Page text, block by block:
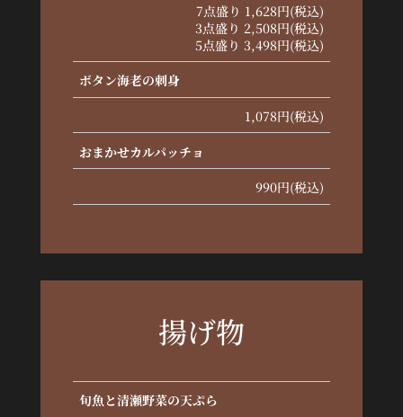
7点盛り 1,628円(税込)
3点盛り 2,508円(税込)
5点盛り 3,498円(税込)
ボタン海老の刺身
1,078円(税込)
おまかせカルパッチョ
990円(税込)
揚げ物
旬魚と清瀬野菜の天ぷら